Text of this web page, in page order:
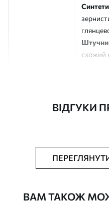
схожий
Додатково Можна
ВІДГУКИ
ВАМ ТАКОЖ